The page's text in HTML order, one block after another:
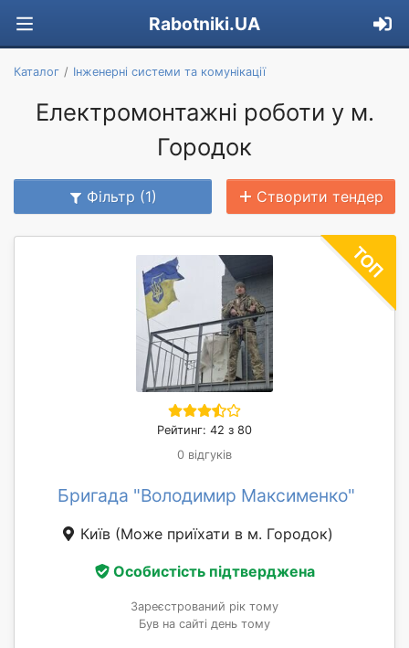
Rabotniki.UA
Каталог Інженерні системи та комунікації
Електромонтажні роботи у м.
Городок
Фільтр (1) Створити тендер
Рейтинг: 42 з 80
0 відгуків
Бригада "Володимир Максименко"
Київ (Може приїхати в м. Городок)
Особистість підтверджена
Зареєстрований рік тому
Був на сайті день тому